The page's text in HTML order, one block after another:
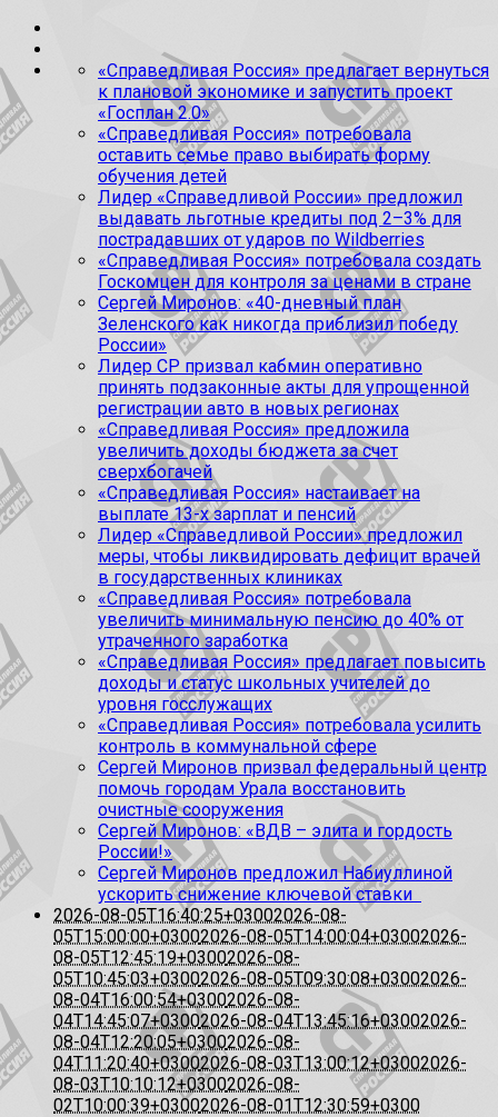
«Справедливая Россия» предлагает вернуться
к плановой экономике и запустить проект
«Госплан 2.0»
«Справедливая Россия» потребовала
оставить семье право выбирать форму
обучения детей
Лидер «Справедливой России» предложил
выдавать льготные кредиты под 2–3% для
пострадавших от ударов по Wildberries
«Справедливая Россия» потребовала создать
Госкомцен для контроля за ценами в стране
Сергей Миронов: «40-дневный план
Зеленского как никогда приблизил победу
России»
Лидер СР призвал кабмин оперативно
принять подзаконные акты для упрощенной
регистрации авто в новых регионах
«Справедливая Россия» предложила
увеличить доходы бюджета за счет
сверхбогачей
«Справедливая Россия» настаивает на
выплате 13-х зарплат и пенсий
Лидер «Справедливой России» предложил
меры, чтобы ликвидировать дефицит врачей
в государственных клиниках
«Справедливая Россия» потребовала
увеличить минимальную пенсию до 40% от
утраченного заработка
«Справедливая Россия» предлагает повысить
доходы и статус школьных учителей до
уровня госслужащих
«Справедливая Россия» потребовала усилить
контроль в коммунальной сфере
Сергей Миронов призвал федеральный центр
помочь городам Урала восстановить
очистные сооружения
Сергей Миронов: «ВДВ – элита и гордость
России!»
Сергей Миронов предложил Набиуллиной
ускорить снижение ключевой ставки
2026-08-05T16:40:25+03002026-08-
05T15:00:00+03002026-08-05T14:00:04+03002026-
08-05T12:45:19+03002026-08-
05T10:45:03+03002026-08-05T09:30:08+03002026-
08-04T16:00:54+03002026-08-
04T14:45:07+03002026-08-04T13:45:16+03002026-
08-04T12:20:05+03002026-08-
04T11:20:40+03002026-08-03T13:00:12+03002026-
08-03T10:10:12+03002026-08-
02T10:00:39+03002026-08-01T12:30:59+0300